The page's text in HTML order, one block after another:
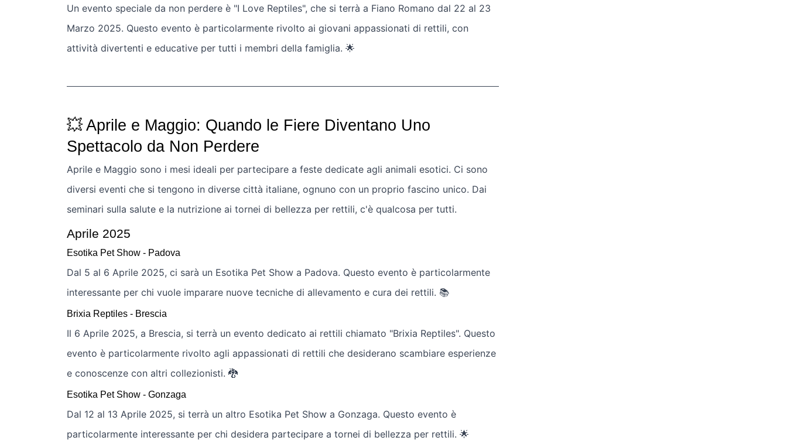
Un evento speciale da non perdere è "I Love Reptiles", che si terrà a Fiano Romano dal 22 al 23
Marzo 2025. Questo evento è particolarmente rivolto ai giovani appassionati di rettili, con
attività divertenti e educative per tutti i membri della famiglia. 🌟
💥 Aprile e Maggio: Quando le Fiere Diventano Uno
Spettacolo da Non Perdere
Aprile e Maggio sono i mesi ideali per partecipare a feste dedicate agli animali esotici. Ci sono
diversi eventi che si tengono in diverse città italiane, ognuno con un proprio fascino unico. Dai
seminari sulla salute e la nutrizione ai tornei di bellezza per rettili, c'è qualcosa per tutti.
Aprile 2025
Esotika Pet Show - Padova
Dal 5 al 6 Aprile 2025, ci sarà un Esotika Pet Show a Padova. Questo evento è particolarmente
interessante per chi vuole imparare nuove tecniche di allevamento e cura dei rettili. 📚
Brixia Reptiles - Brescia
Il 6 Aprile 2025, a Brescia, si terrà un evento dedicato ai rettili chiamato "Brixia Reptiles". Questo
evento è particolarmente rivolto agli appassionati di rettili che desiderano scambiare esperienze
e conoscenze con altri collezionisti. 🐉
Esotika Pet Show - Gonzaga
Dal 12 al 13 Aprile 2025, si terrà un altro Esotika Pet Show a Gonzaga. Questo evento è
particolarmente interessante per chi desidera partecipare a tornei di bellezza per rettili. 🌟